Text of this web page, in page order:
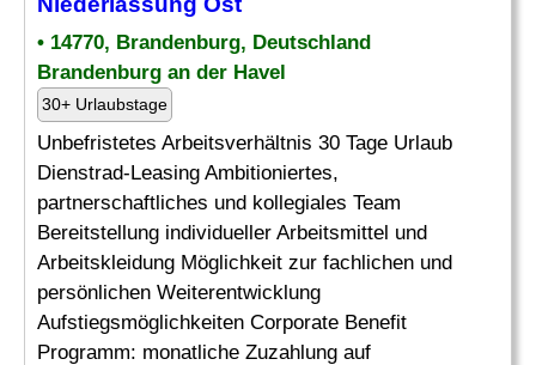
• 14770, Brandenburg, Deutschland
Brandenburg an der Havel
30+ Urlaubstage
Unbefristetes Arbeitsverhältnis 30 Tage Urlaub
Dienstrad-Leasing Ambitioniertes,
partnerschaftliches und kollegiales Team
Bereitstellung individueller Arbeitsmittel und
Arbeitskleidung Möglichkeit zur fachlichen und
persönlichen Weiterentwicklung
Aufstiegsmöglichkeiten Corporate Benefit
Programm: monatliche Zuzahlung auf